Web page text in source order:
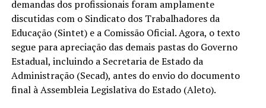
demandas dos profissionais foram amplamente
discutidas com o Sindicato dos Trabalhadores da
Educação (Sintet) e a Comissão Oficial. Agora, o texto
segue para apreciação das demais pastas do Governo
Estadual, incluindo a Secretaria de Estado da
Administração (Secad), antes do envio do documento
final à Assembleia Legislativa do Estado (Aleto).